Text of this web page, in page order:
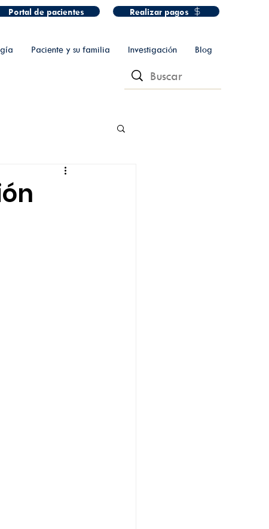
Portal de pacientes Realizar pagos
Paciente y su familia Investigación Blog